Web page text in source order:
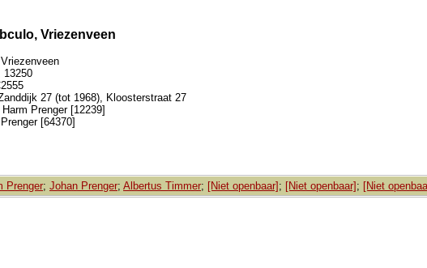
Vriezenveen
13250
27 (tot 1968), Kloosterstraat 27
Prenger [12239]
[64370]
Prenger; Johan Prenger; Albertus Timmer; [Niet openbaar] ; [Niet openbaar] ; [Niet